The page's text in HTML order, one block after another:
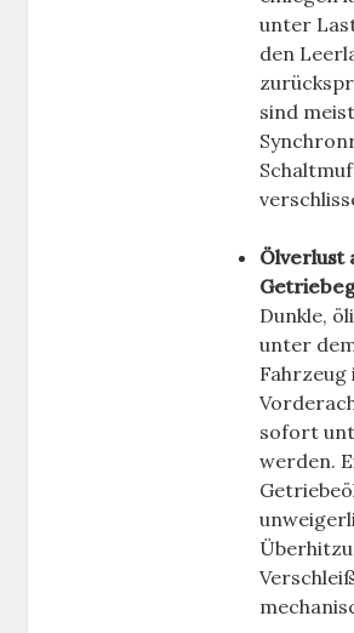
unter
den
sind
Ölverlust
Dunkle,
unter
Fahrzeug
sofort
werden.